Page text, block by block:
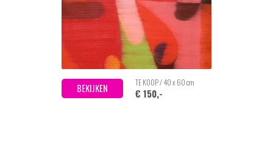
BEKIJKEN TE KOOP / 40 x 60 cm
€ 150,-